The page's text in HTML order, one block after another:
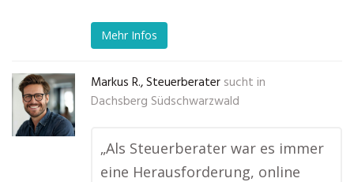
Mehr Infos
Markus R., Steuerberater sucht in
Dachsberg Südschwarzwald
„Als Steuerberater war es immer
eine Herausforderung, online